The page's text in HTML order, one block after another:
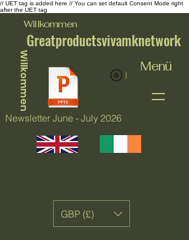
// UET tag is added here // You can set default Consent Mode right
after the UET tag
Willkommen
Newsletter June - July 2026
Greatproductsvivamknetwork
Menü
Willkommen
GBP (£)